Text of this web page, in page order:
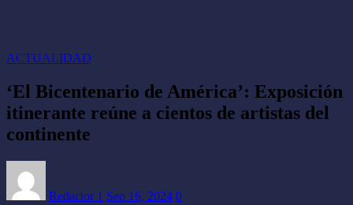
ACTUALIDAD
‘El Bicentenario de América’: Exposición
itinerante reúne a cientos de artistas del
continente
Redactor 1 Sep 16, 2024 0